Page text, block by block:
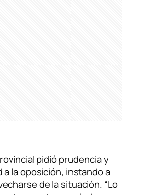
pidió prudencia y
la oposición, instando a
de la situación. “Lo